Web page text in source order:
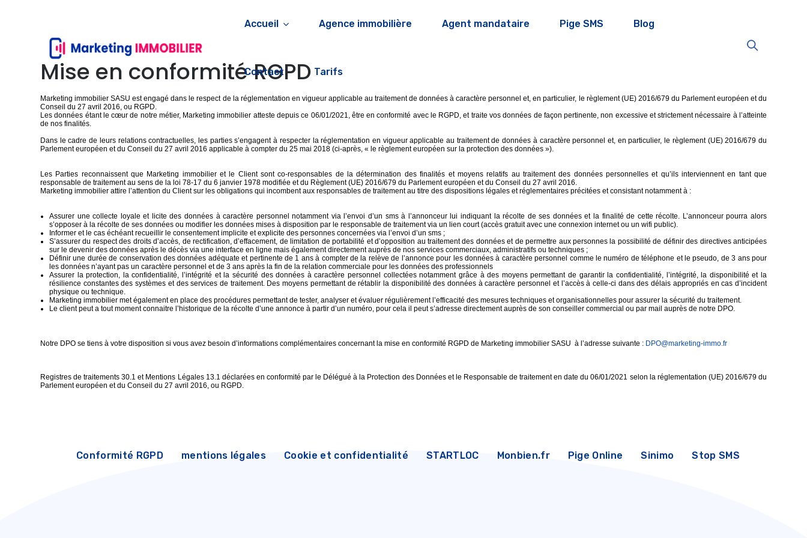
Accueil Agence immobilière Agent mandataire Pige SMS Blog
Contact Tarifs
Mise en conformité RGPD
Marketing immobilier SASU est engagé dans le respect de la réglementation en vigueur applicable au traitement de données à caractère personnel et, en particulier, le règlement (UE) 2016/679 du Parlement européen et du
Conseil du 27 avril 2016, ou RGPD.
Les données étant le cœur de notre métier, Marketing immobilier atteste depuis ce 06/01/2021, être en conformité avec le RGPD, et traite vos données de façon pertinente, non excessive et strictement nécessaire à l’atteinte
de nos finalités.
Dans le cadre de leurs relations contractuelles, les parties s’engagent à respecter la réglementation en vigueur applicable au traitement de données à caractère personnel et, en particulier, le règlement (UE) 2016/679 du
Parlement européen et du Conseil du 27 avril 2016 applicable à compter du 25 mai 2018 (ci-après, « le règlement européen sur la protection des données »).
Les Parties reconnaissent que Marketing immobilier et le Client sont co-responsables de la détermination des finalités et moyens relatifs au traitement des données personnelles et qu’ils interviennent en tant que
responsable de traitement au sens de la loi 78-17 du 6 janvier 1978 modifiée et du Règlement (UE) 2016/679 du Parlement européen et du Conseil du 27 avril 2016.
Marketing immobilier attire l’attention du Client sur les obligations qui incombent aux responsables de traitement au titre des dispositions légales et réglementaires précitées et consistant notamment à :
Assurer une collecte loyale et licite des données à caractère personnel notamment via l’envoi d’un sms à l’annonceur lui indiquant la récolte de ses données et la finalité de cette récolte. L’annonceur pourra alors
s’opposer à la récolte de ses données ou modifier les données mises à disposition par le responsable de traitement via un lien court (accès gratuit avec une connexion internet ou un wifi public).
Informer et le cas échéant recueillir le consentement implicite et explicite des personnes concernées via l’envoi d’un sms ;
S’assurer du respect des droits d’accès, de rectification, d’effacement, de limitation de portabilité et d’opposition au traitement des données et de permettre aux personnes la possibilité de définir des directives anticipées
sur le devenir des données après le décès via une interface en ligne mais également directement auprès de nos services commerciaux, administratifs ou techniques ;
Définir une durée de conservation des données adéquate et pertinente de 1 ans à compter de la relève de l’annonce pour les données à caractère personnel comme le numéro de téléphone et le pseudo, de 3 ans pour
les données n’ayant pas un caractère personnel et de 3 ans après la fin de la relation commerciale pour les données des professionnels
Assurer la protection, la confidentialité, l’intégrité et la sécurité des données à caractère personnel collectées notamment grâce à des moyens permettant de garantir la confidentialité, l’intégrité, la disponibilité et la
résilience constantes des systèmes et des services de traitement. Des moyens permettant de rétablir la disponibilité des données à caractère personnel et l’accès à celle-ci dans des délais appropriés en cas d’incident
physique ou technique.
Marketing immobilier met également en place des procédures permettant de tester, analyser et évaluer régulièrement l’efficacité des mesures techniques et organisationnelles pour assurer la sécurité du traitement.
Le client peut a tout moment connaitre l’historique de la récolte d’une annonce à partir d’un numéro, pour cela il peut s’adresse directement auprès de son conseiller commercial ou par mail auprès de notre DPO.
Notre DPO se tiens à votre disposition si vous avez besoin d’informations complémentaires concernant la mise en conformité RGPD de Marketing immobilier SASU à l’adresse suivante : DPO@marketing-immo.fr
Registres de traitements 30.1 et Mentions Légales 13.1 déclarées en conformité par le Délégué à la Protection des Données et le Responsable de traitement en date du 06/01/2021 selon la réglementation (UE) 2016/679 du
Parlement européen et du Conseil du 27 avril 2016, ou RGPD.
Conformité RGPD mentions légales Cookie et confidentialité STARTLOC Monbien.fr Pige Online Sinimo Stop SMS